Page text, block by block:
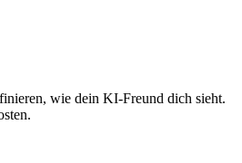
wie dein KI-Freund dich sieht.